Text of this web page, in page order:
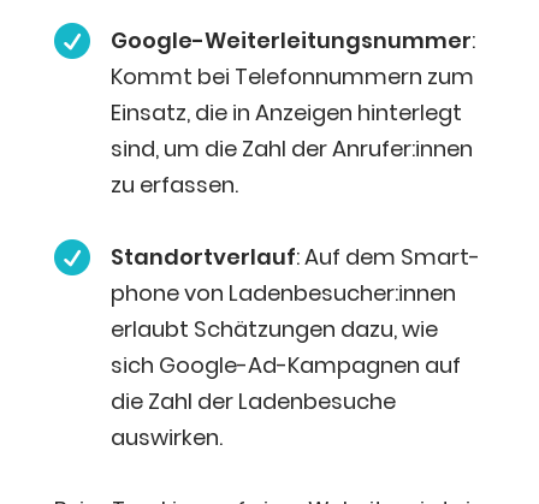
 Goog­le-Wei­ter­lei­tungs­num­mer:
Kommt bei Tele­fon­num­mern zum
Ein­satz, die in Anzei­gen hin­ter­legt
sind, um die Zahl der Anrufer:innen
zu erfassen.
 Stand­ort­ver­lauf: Auf dem Smart­
phone von Ladenbesucher:innen
erlaubt Schät­zun­gen dazu, wie
sich Goog­le-Ad-Kam­pa­gnen auf
die Zahl der Laden­be­su­che
auswirken.